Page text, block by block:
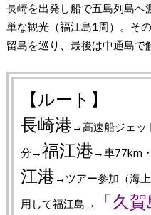
長崎を出発し船で五島列島へ
単な観光（福江島1周）。そ
留島を巡り、最後は中通島で
【ルート】
長崎港 →高速船ジェッ
分→福江港 →車77km
江港 →ツアー参加（海
用して福江島→
「久賀